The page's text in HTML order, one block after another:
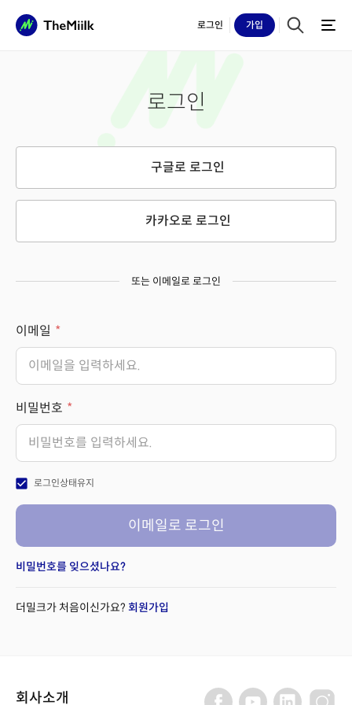
로그인 가입
로그인
구글로 로그인
카카오로 로그인
또는 이메일로 로그인
이메일
비밀번호
check_box 로그인상태유지
이메일로 로그인
비밀번호를 잊으셨나요?
더밀크가 처음이신가요? 회원가입
회사소개